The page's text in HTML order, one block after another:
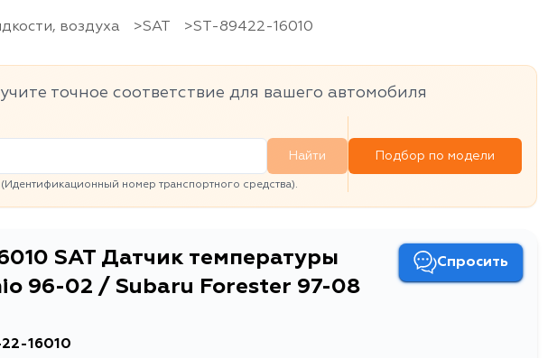
воздуха SAT ST-89422-16010
точное соответствие для вашего автомобиля
Найти
номер транспортного средства).
Подбор по модели
SAT Датчик температуры
96-02 / Subaru Forester 97-08
Спросить
16010